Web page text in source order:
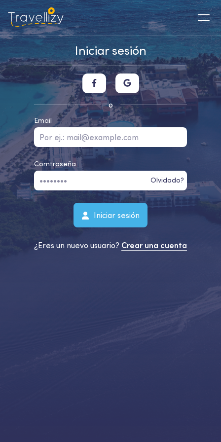
Iniciar sesión
o
Email
Comtraseña
Olvidado?
Iniciar sesión
¿Eres un nuevo usuario? Crear una cuenta